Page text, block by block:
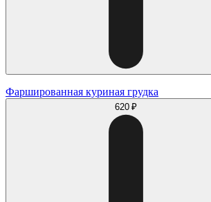
Фаршированная куриная грудка
620 ₽